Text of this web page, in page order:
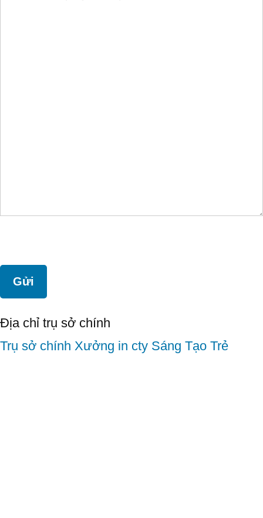
Địa chỉ trụ sở chính
Trụ sở chính Xưởng in cty Sáng Tạo Trẻ